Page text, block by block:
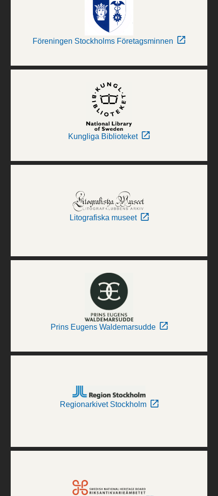
Föreningen Stockholms Företagsminnen
Kungliga Biblioteket
Litografiska museet
Prins Eugens Waldemarsudde
Regionarkivet Stockholm